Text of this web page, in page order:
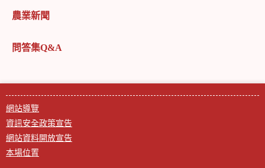
農業新聞
問答集Q&A
網站導覽
資訊安全政策宣告
網站資料開放宣告
本場位置